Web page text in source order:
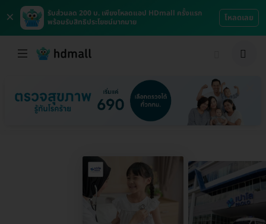
×
รับส่วนลด 200 บ. เพียงโหลดแอป HDmall ครั้งแรก
พร้อมรับสิทธิประโยชน์มากมาย
โหลดเลย